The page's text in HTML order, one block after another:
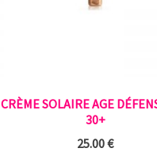
CRÈME SOLAIRE AGE
30+
25.00€